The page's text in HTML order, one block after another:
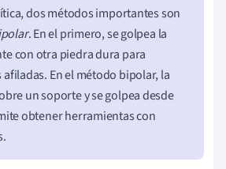
dos métodos importantes son
. En el primero, se golpea la
con otra piedra dura para
En el método bipolar, la
un soporte y se golpea desde
obtener herramientas con